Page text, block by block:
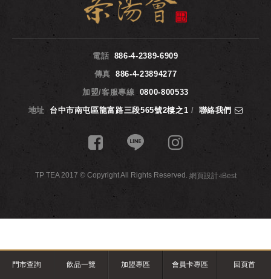
門市查詢 飲品一覽 加盟專區 會員卡專區 回頁首
電話 886-4-2389-6909
傳真
886-4-23894277
加盟/客服專線 0800-800533
地址
台中市南屯區龍富路三段565號2樓之1 / 聯絡我們
TP TEA 2017 © Copyright All Rights Reserved. 網頁設計‧iBest